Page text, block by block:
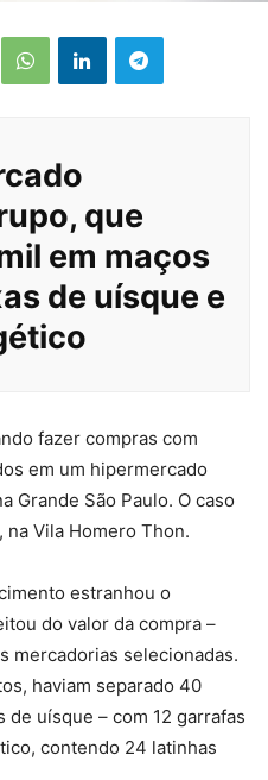
que
em maços
de uísque e
fazer compras com
em um hipermercado
Grande São Paulo. O caso
Vila Homero Thon.
estranhou o
do valor da compra –
mercadorias selecionadas.
haviam separado 40
de uísque – com 12 garrafas
contendo 24 latinhas